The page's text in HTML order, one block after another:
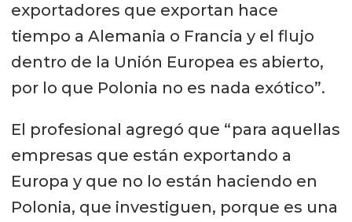
exportadores que exportan hace
tiempo a Alemania o Francia y el flujo
dentro de la Unión Europea es abierto,
por lo que Polonia no es nada exótico”.
El profesional agregó que “para aquellas
empresas que están exportando a
Europa y que no lo están haciendo en
Polonia, que investiguen, porque es una